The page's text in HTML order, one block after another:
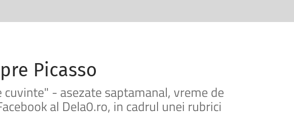
Picasso
- asezate saptamanal, vreme de
al Dela0.ro, in cadrul unei rubrici